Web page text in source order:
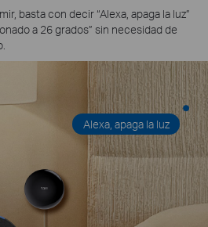
basta con decir “Alexa, apaga la luz”
a 26 grados” sin necesidad de
Alexa, apaga la luz